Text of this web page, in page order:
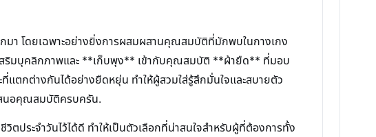
มา โดยเฉพาะอย่างยิ่งการผสมผสานคุณสมบัติที่มักพบในกางเกง
สริมบุคลิกภาพและ **เก็บพุง** เข้ากับคุณสมบัติ **ผ้ายืด** ที่มอบ
แตกต่างกันได้อย่างยืดหยุ่น ทำให้ผู้สวมใส่รู้สึกมั่นใจและสบายตัว
นอคุณสมบัติครบครัน.
ระจำวันไว้ได้ดี ทำให้เป็นตัวเลือกที่น่าสนใจสำหรับผู้ที่ต้องการทั้ง